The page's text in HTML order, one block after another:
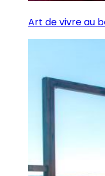
Art de vivre au